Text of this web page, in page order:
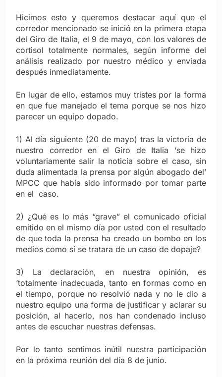
Hicimos esto y queremos destacar aquí que el
corredor mencionado se inició en la primera etapa
del Giro de Italia, el 9 de mayo, con los valores de
cortisol totalmente normales, según informe del
análisis realizado por nuestro médico y enviada
después inmediatamente.
En lugar de ello, estamos muy tristes por la forma
en que fue manejado el tema porque se nos hizo
parecer un equipo dopado.
1) Al día siguiente (20 de mayo) tras la victoria de
nuestro corredor en el Giro de Italia ‘se hizo
voluntariamente salir la noticia sobre el caso, sin
duda alimentada la prensa por algún abogado del’
MPCC que había sido informado por tomar parte
en el caso.
2) ¿Qué es lo más “grave” el comunicado oficial
emitido en el mismo día por usted con el resultado
de que toda la prensa ha creado un bombo en los
medios como si se tratara de un caso de dopaje?
3) La declaración, en nuestra opinión, es
‘totalmente inadecuada, tanto en formas como en
el tiempo, porque no resolvió nada y no le dio a
nuestro equipo una forma de justificar y aclarar su
posición, al hacerlo, nos han condenado incluso
antes de escuchar nuestras defensas.
Por lo tanto sentimos inútil nuestra participación
en la próxima reunión del día 8 de junio.